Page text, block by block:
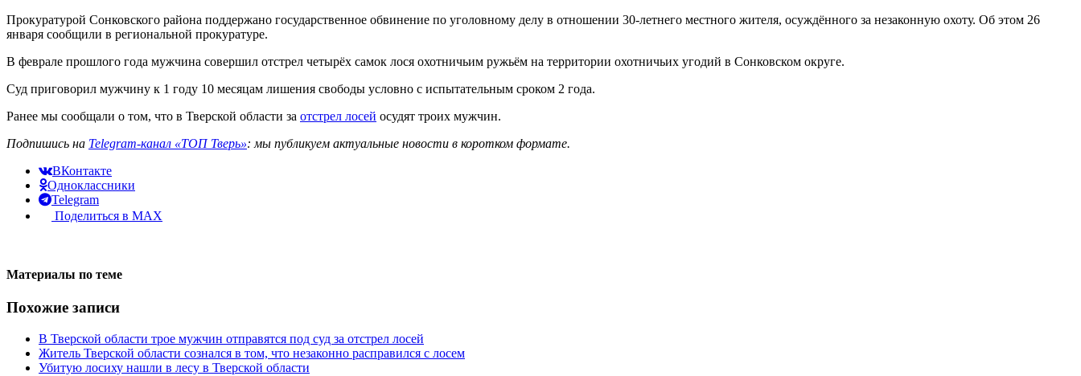
Прокуратурой Сонковского района поддержано государственное обвинение по уголовному делу в отношении 30-летнего местного жителя, осуждённого за незаконную охоту. Об этом 26
января сообщили в региональной прокуратуре.
В феврале прошлого года мужчина совершил отстрел четырёх самок лося охотничьим ружьём на территории охотничьих угодий в Сонковском округе.
Суд приговорил мужчину к 1 году 10 месяцам лишения свободы условно с испытательным сроком 2 года.
Ранее мы сообщали о том, что в Тверской области за отстрел лосей осудят троих мужчин.
Подпишись на Telegram-канал «ТОП Тверь»: мы публикуем актуальные новости в коротком формате.
ВКонтакте
Одноклассники
Telegram
Поделиться в MAX
Материалы по теме
Похожие записи
В Тверской области трое мужчин отправятся под суд за отстрел лосей
Житель Тверской области сознался в том, что незаконно расправился с лосем
Убитую лосиху нашли в лесу в Тверской области